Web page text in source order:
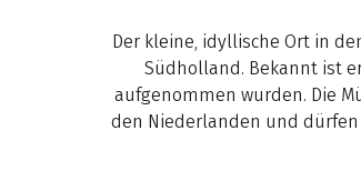
Der kleine, idyllische Ort in
Südholland. Bekannt ist
aufgenommen wurden. Die
den Niederlanden und